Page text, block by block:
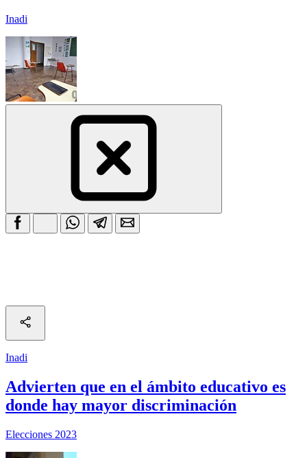
Inadi
Inadi
Advierten que en el ámbito educativo es
donde hay mayor discriminación
Elecciones 2023